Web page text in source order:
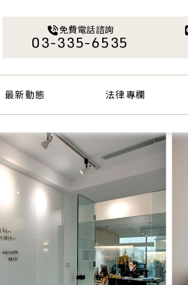
最新動態 法律專欄